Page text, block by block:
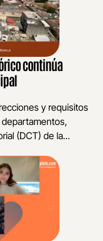
continúa
y requisitos
(DCT) de la...